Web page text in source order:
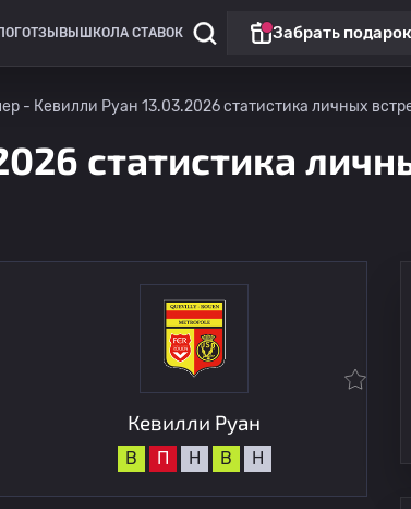
ОТЗЫВЫ ШКОЛА СТАВОК Забрать подарок
- Кевилли Руан 13.03.2026 статистика личных
статистика
Кевилли Руан
В П Н В Н
Национальная лига
Конкарно
14.08